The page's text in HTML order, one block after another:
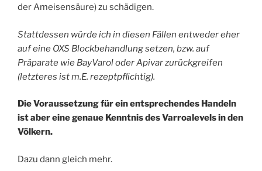
der Ameisensäure) zu schädigen.
Stattdessen würde ich in diesen Fällen entweder eher
auf eine OXS Blockbehandlung setzen, bzw. auf
Präparate wie BayVarol oder Apivar zurückgreifen
(letzteres ist m.E. rezeptpflichtig).
Die Voraussetzung für ein entsprechendes Handeln
ist aber eine genaue Kenntnis des Varroalevels in den
Völkern.
Dazu dann gleich mehr.